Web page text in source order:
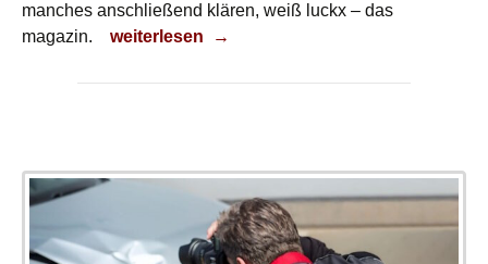
manches anschließend klären, weiß luckx – das
magazin.
Überwachung
weiterlesen →